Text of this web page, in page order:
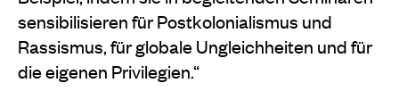
sensibilisieren für Postkolonialismus und
Rassismus, für globale Ungleichheiten und für
die eigenen Privilegien.“